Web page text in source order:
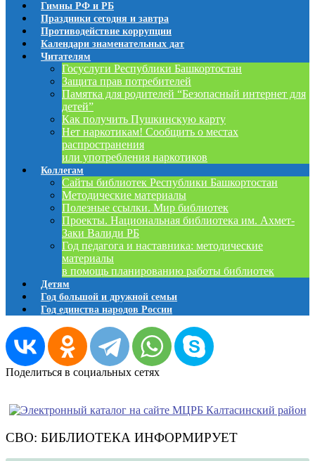
Гимны РФ и РБ
Праздники сегодня и завтра
Противодействие коррупции
Календари знаменательных дат
Читателям
Госуслуги Республики Башкортостан
Защита прав потребителей
Памятка для родителей “Безопасный интернет для
детей”
Как получить Пушкинскую карту
Нет наркотикам! Сообщить о местах
распространения
или употребления наркотиков
Коллегам
Сайты библиотек Республики Башкортостан
Методические материалы
Полезные ссылки. Мир библиотек
Проекты. Национальная библиотека им. Ахмет-
Заки Валиди РБ
Год педагога и наставника: методические
материалы
в помощь планированию работы библиотек
Детям
Год большой и дружной семьи
Год единства народов России
Поделиться в социальных сетях
СВО: БИБЛИОТЕКА ИНФОРМИРУЕТ